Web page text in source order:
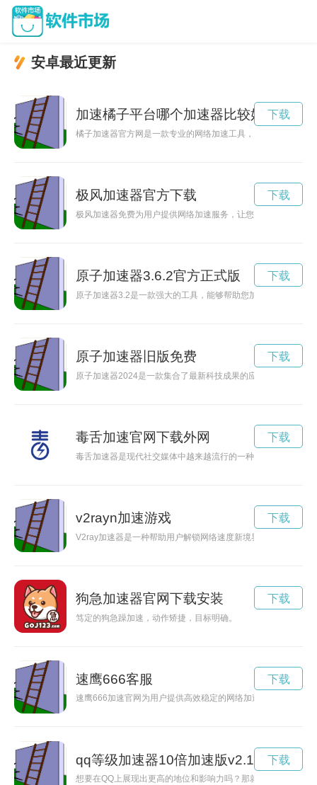
安卓最近更新
加速橘子平台哪个加速器比较好
橘子加速器官方网是一款专业的网络加速工具，能够提升您的
下载
极风加速器官方下载
极风加速器免费为用户提供网络加速服务，让您畅享高速网络
下载
原子加速器3.6.2官方正式版
原子加速器3.2是一款强大的工具，能够帮助您加快工作效率，
下载
原子加速器旧版免费
原子加速器2024是一款集合了最新科技成果的应用软件，能够
下载
毒舌加速官网下载外网
毒舌加速器是现代社交媒体中越来越流行的一种风格，指那些
下载
v2rayn加速游戏
V2ray加速器是一种帮助用户解锁网络速度新境界的工具，能够
下载
狗急加速器官网下载安装
笃定的狗急躁加速，动作矫捷，目标明确。
下载
速鹰666客服
速鹰666加速官网为用户提供高效稳定的网络加速服务，让您畅
下载
qq等级加速器10倍加速版v2.1 安卓秒升
想要在QQ上展现出更高的地位和影响力吗？那就赶紧试试QQ
下载